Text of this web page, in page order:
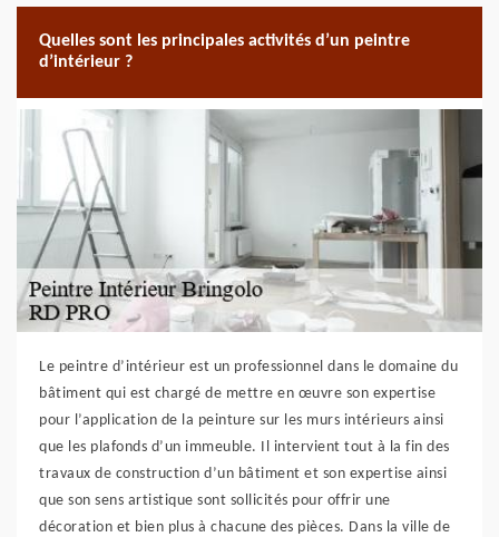
Quelles sont les principales activités d’un peintre
d’intérieur ?
Le peintre d’intérieur est un professionnel dans le domaine du
bâtiment qui est chargé de mettre en œuvre son expertise
pour l’application de la peinture sur les murs intérieurs ainsi
que les plafonds d’un immeuble. Il intervient tout à la fin des
travaux de construction d’un bâtiment et son expertise ainsi
que son sens artistique sont sollicités pour offrir une
décoration et bien plus à chacune des pièces. Dans la ville de